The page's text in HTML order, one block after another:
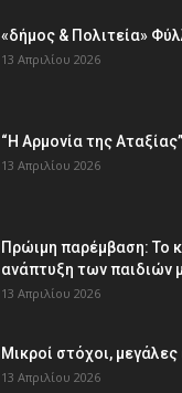
«δήμος & Πολιτεία»
13 Απριλίου 2026
“Η Αρμονία της
13 Απριλίου 2026
Πρώιμη παρέμβαση: Το
ανάπτυξη των παιδιών
13 Απριλίου 2026
Μικροί στόχοι, μεγάλες
13 Απριλίου 2026